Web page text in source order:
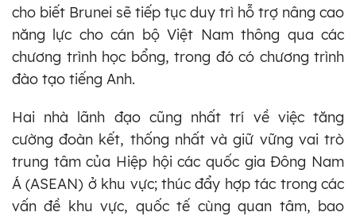
cho biết Brunei sẽ tiếp tục duy trì hỗ trợ nâng cao
năng lực cho cán bộ Việt Nam thông qua các
chương trình học bổng, trong đó có chương trình
đào tạo tiếng Anh.
Hai nhà lãnh đạo cũng nhất trí về việc tăng
cường đoàn kết, thống nhất và giữ vững vai trò
trung tâm của Hiệp hội các quốc gia Đông Nam
Á (ASEAN) ở khu vực; thúc đẩy hợp tác trong các
vấn đề khu vực, quốc tế cùng quan tâm, bao